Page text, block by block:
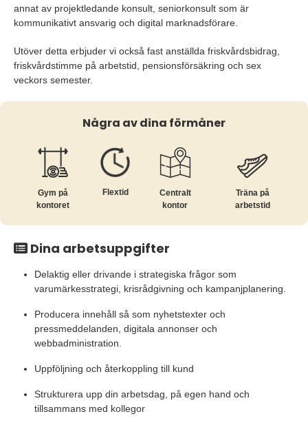
annat av projektledande konsult, seniorkonsult som är
kommunikativt ansvarig och digital marknadsförare.
Utöver detta erbjuder vi också fast anställda friskvårdsbidrag,
friskvårdstimme på arbetstid, pensionsförsäkring och sex
veckors semester.
Några av dina förmåner
Gym på
kontoret
Flextid
Centralt
kontor
Träna på
arbetstid
Dina arbetsuppgifter
Delaktig eller drivande i strategiska frågor som
varumärkesstrategi, krisrådgivning och kampanjplanering.
Producera innehåll så som nyhetstexter och
pressmeddelanden, digitala annonser och
webbadministration.
Uppföljning och återkoppling till kund
Strukturera upp din arbetsdag, på egen hand och
tillsammans med kollegor